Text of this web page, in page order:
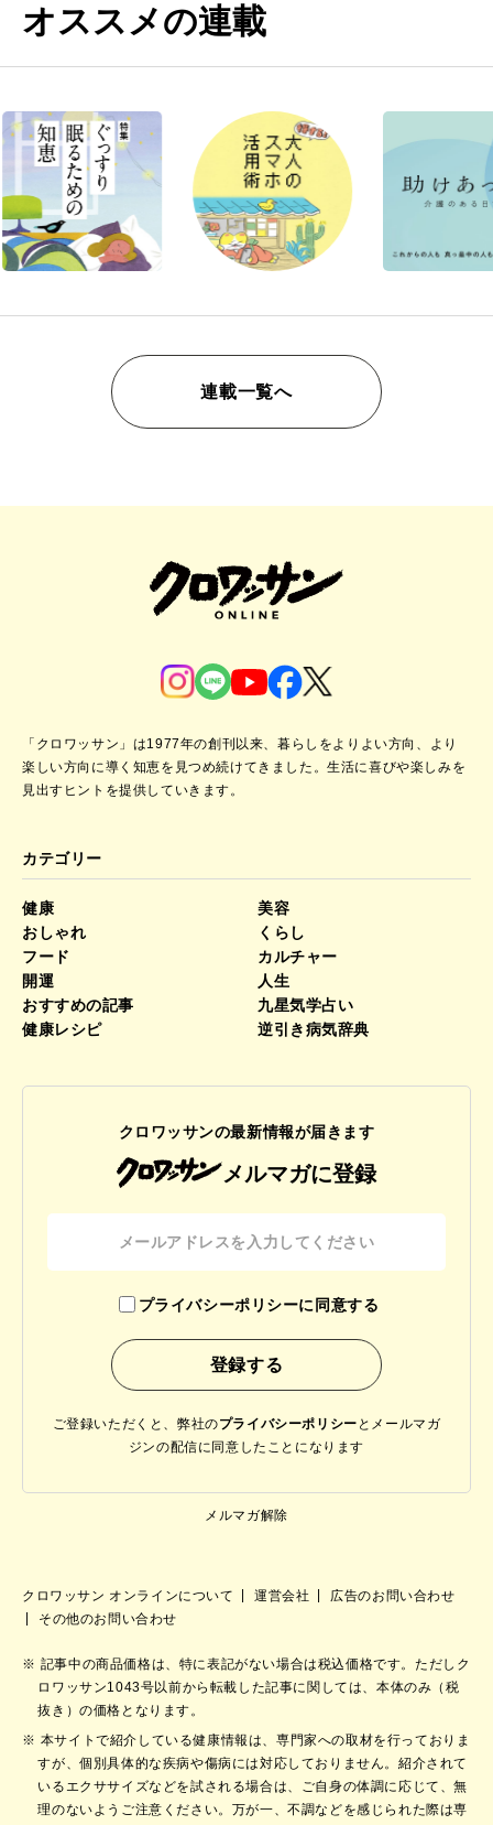
オススメの連載
連載一覧へ
「クロワッサン」は1977年の創刊以来、暮らしをよりよい方向、より
楽しい方向に導く知恵を見つめ続けてきました。生活に喜びや楽しみを
見出すヒントを提供していきます。
カテゴリー
健康
美容
おしゃれ
くらし
フード
カルチャー
開運
人生
おすすめの記事
九星気学占い
健康レシピ
逆引き病気辞典
クロワッサンの最新情報が届きます
メルマガに登録
プライバシーポリシーに同意する
ご登録いただくと、弊社のプライバシーポリシー と メールマガ
ジンの配信に同意したことになります
メルマガ解除
クロワッサン オンラインについて 運営会社
広告のお問い合わせ
その他のお問い合わせ
記事中の商品価格は、特に表記がない場合は税込価格です。ただしク
ロワッサン1043号以前から転載した記事に関しては、本体のみ（税
抜き）の価格となります。
本サイトで紹介している健康情報は、専門家への取材を行っておりま
すが、個別具体的な疾病や傷病には対応しておりません。紹介されて
いるエクササイズなどを試される場合は、ご自身の体調に応じて、無
理のないようご注意ください。万が一、不調などを感じられた際は専